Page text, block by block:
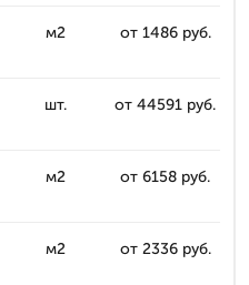
м2 от 1486 руб.
шт. от 44591 руб.
м2 от 6158 руб.
м2 от 2336 руб.